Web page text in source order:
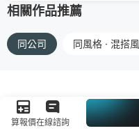
相關作品推薦
同公司 同風格 · 混搭風
算報價在線諮詢